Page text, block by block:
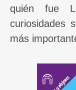
quién fue
curiosidades
más